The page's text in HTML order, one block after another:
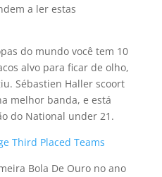
a ler estas
do mundo você tem 10
alvo para ficar de olho,
Sébastien Haller scoort
melhor banda, e está
do National under 21.
Third Placed Teams
Bola De Ouro no ano